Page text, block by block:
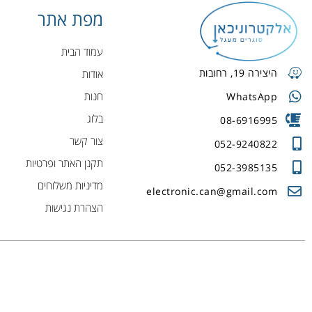
היצירה 19, רחובות
WhatsApp
08-6916995
052-9240822
052-3985135
electronic.can@gmail.com
מפת אתר
עמוד הבית
אודות
חנות
בלוג
צור קשר
תקנן האתר ופרטיות
מדיניות משלוחים
הצהרת נגישות